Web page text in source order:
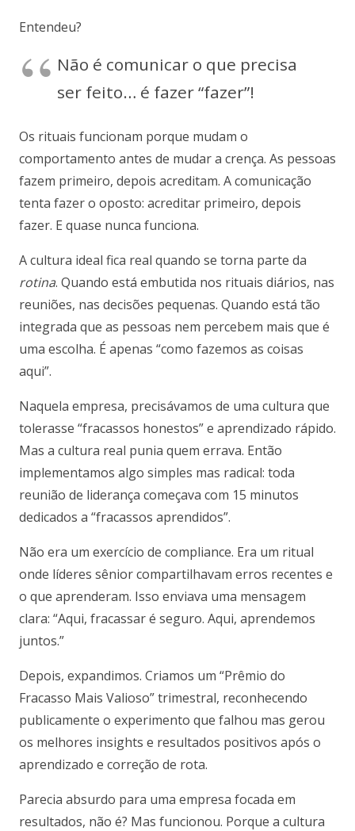
Entendeu?
Não é comunicar o que precisa
ser feito… é fazer “fazer”!
Os rituais funcionam porque mudam o
comportamento antes de mudar a crença. As pessoas
fazem primeiro, depois acreditam. A comunicação
tenta fazer o oposto: acreditar primeiro, depois
fazer. E quase nunca funciona.
A cultura ideal fica real quando se torna parte da
rotina. Quando está embutida nos rituais diários, nas
reuniões, nas decisões pequenas. Quando está tão
integrada que as pessoas nem percebem mais que é
uma escolha. É apenas “como fazemos as coisas
aqui”.
Naquela empresa, precisávamos de uma cultura que
tolerasse “fracassos honestos” e aprendizado rápido.
Mas a cultura real punia quem errava. Então
implementamos algo simples mas radical: toda
reunião de liderança começava com 15 minutos
dedicados a “fracassos aprendidos”.
Não era um exercício de compliance. Era um ritual
onde líderes sênior compartilhavam erros recentes e
o que aprenderam. Isso enviava uma mensagem
clara: “Aqui, fracassar é seguro. Aqui, aprendemos
juntos.”
Depois, expandimos. Criamos um “Prêmio do
Fracasso Mais Valioso” trimestral, reconhecendo
publicamente o experimento que falhou mas gerou
os melhores insights e resultados positivos após o
aprendizado e correção de rota.
Parecia absurdo para uma empresa focada em
resultados, não é? Mas funcionou. Porque a cultura